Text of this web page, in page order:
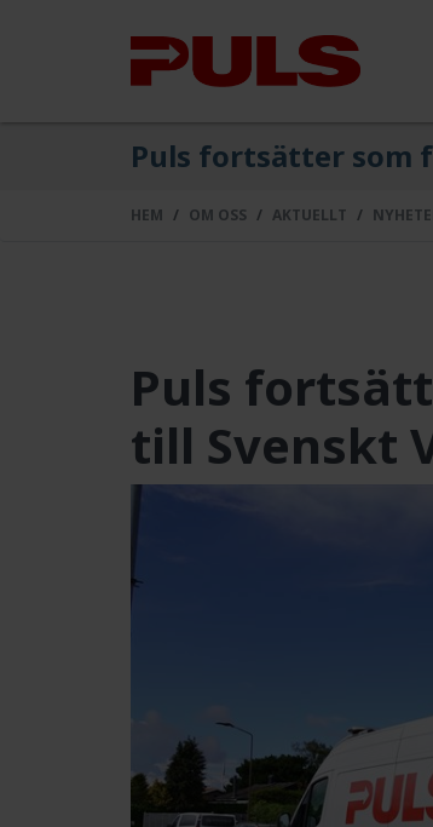
Puls fortsätter som
HEM OM OSS AKTUELLT
Puls
till Svenskt